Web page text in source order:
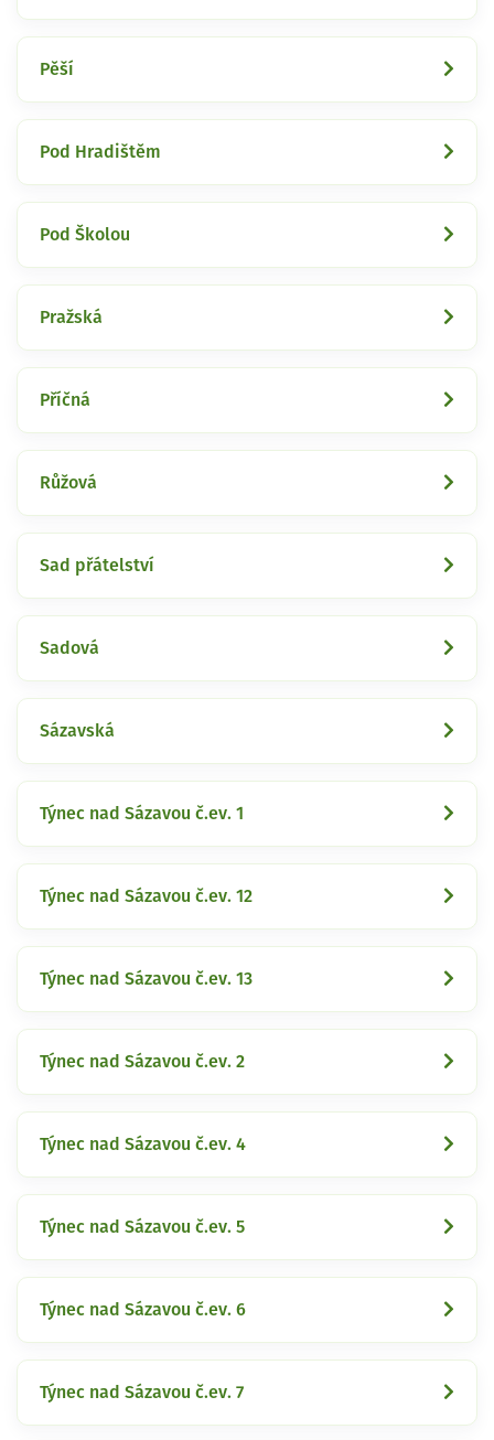
Pěší
Pod Hradištěm
Pod Školou
Pražská
Příčná
Růžová
Sad přátelství
Sadová
Sázavská
Týnec nad Sázavou č.ev. 1
Týnec nad Sázavou č.ev. 12
Týnec nad Sázavou č.ev. 13
Týnec nad Sázavou č.ev. 2
Týnec nad Sázavou č.ev. 4
Týnec nad Sázavou č.ev. 5
Týnec nad Sázavou č.ev. 6
Týnec nad Sázavou č.ev. 7